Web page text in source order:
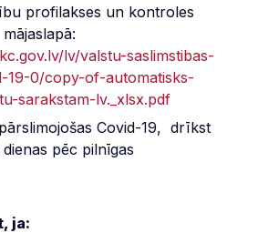
profilakses un kontroles
lv/valstu-saslimstibas-
19-0/copy-of-automatisks-
sarakstam-lv._xlsx.pdf
Covid-19, drīkst
pēc pilnīgas
ja: